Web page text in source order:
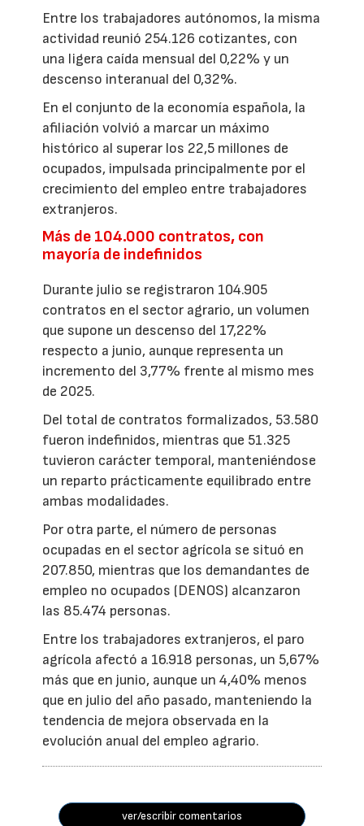
Entre los trabajadores autónomos, la misma
actividad reunió 254.126 cotizantes, con
una ligera caída mensual del 0,22% y un
descenso interanual del 0,32%.
En el conjunto de la economía española, la
afiliación volvió a marcar un máximo
histórico al superar los 22,5 millones de
ocupados, impulsada principalmente por el
crecimiento del empleo entre trabajadores
extranjeros.
Más de 104.000 contratos, con
mayoría de indefinidos
Durante julio se registraron 104.905
contratos en el sector agrario, un volumen
que supone un descenso del 17,22%
respecto a junio, aunque representa un
incremento del 3,77% frente al mismo mes
de 2025.
Del total de contratos formalizados, 53.580
fueron indefinidos, mientras que 51.325
tuvieron carácter temporal, manteniéndose
un reparto prácticamente equilibrado entre
ambas modalidades.
Por otra parte, el número de personas
ocupadas en el sector agrícola se situó en
207.850, mientras que los demandantes de
empleo no ocupados (DENOS) alcanzaron
las 85.474 personas.
Entre los trabajadores extranjeros, el paro
agrícola afectó a 16.918 personas, un 5,67%
más que en junio, aunque un 4,40% menos
que en julio del año pasado, manteniendo la
tendencia de mejora observada en la
evolución anual del empleo agrario.
ver/escribir comentarios